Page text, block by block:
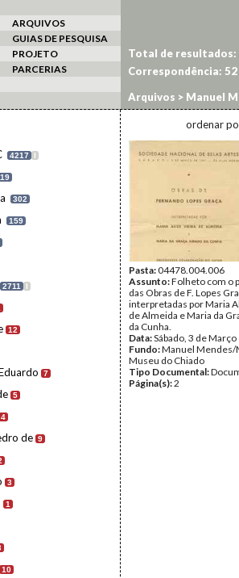
ARQUIVOS
GUIAS DE PESQUISA
PROJETO
PARCERIAS
4217 I
302
159
2711 I
12
7
5
4
de 9
3
1
10
Total de resultados:
Correspondência: 52
Arquivos > Manuel
ordenar
Pasta:04478.004.006
Assunto:Folheto com o
das Obras de F. Lopes
interpretadas por Maria
de Almeida e Maria da
da Cunha.
Data:Sábado, 3 de
Fundo:Manuel Mendes/
Museu do Chiado
Tipo Documental:
Página(s):2